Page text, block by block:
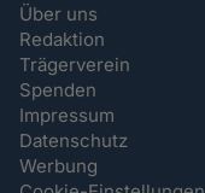
Über uns
Redaktion
Trägerverein
Spenden
Impressum
Datenschutz
Werbung